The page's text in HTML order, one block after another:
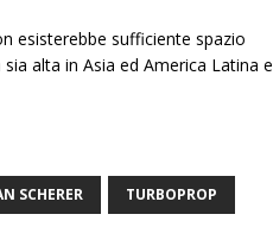
esisterebbe sufficiente spazio
alta in Asia ed America Latina e
SCHERER TURBOPROP